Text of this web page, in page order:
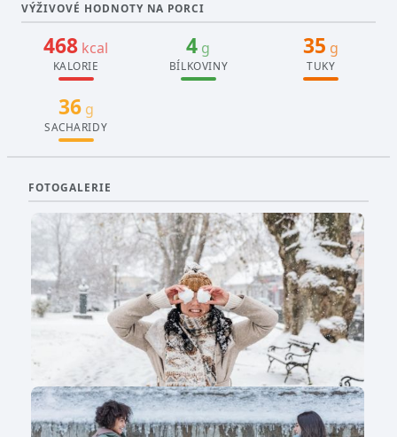
VÝŽIVOVÉ HODNOTY NA PORCI
468 kcal
KALORIE
4 g
BÍLKOVINY
35 g
TUKY
36g
SACHARIDY
FOTOGALERIE